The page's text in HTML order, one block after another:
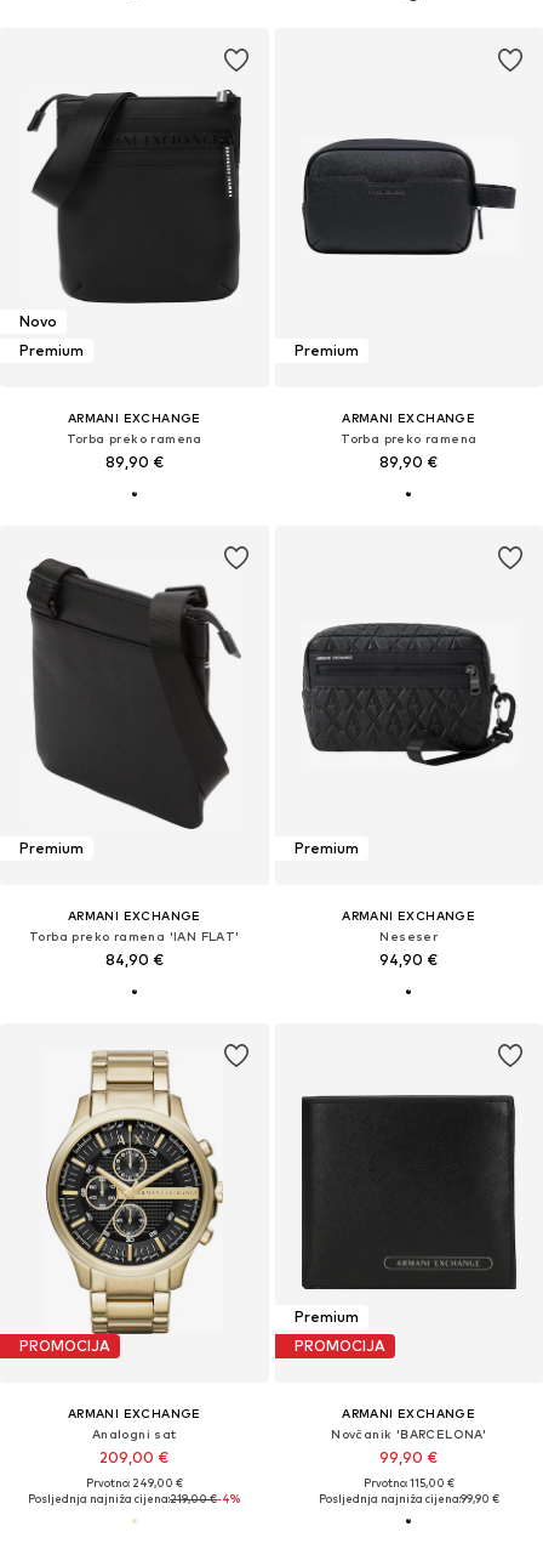
Novo
Premium
ARMANI EXCHANGE
Torba preko ramena
89,90 €
Premium
ARMANI EXCHANGE
Torba preko ramena
89,90 €
Premium
ARMANI EXCHANGE
Torba preko ramena 'IAN FLAT'
84,90 €
Premium
ARMANI EXCHANGE
Neseser
94,90 €
PROMOCIJA
ARMANI EXCHANGE
Analogni sat
209,00 €
Prvotno: 249,00 €
Posljednja najniža cijena:219,00 €-4%
Premium
PROMOCIJA
ARMANI EXCHANGE
Novčanik 'BARCELONA'
99,90 €
Prvotno: 115,00 €
Posljednja najniža cijena:99,90 €